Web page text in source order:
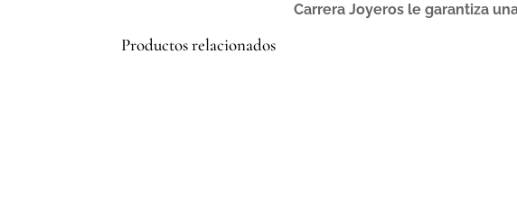
Carrera Joyeros le garantiza
Productos relacionados